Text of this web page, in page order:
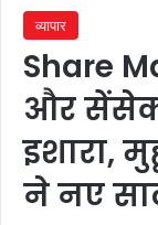
व्यापार
Share
और
इशारा,
ने नए